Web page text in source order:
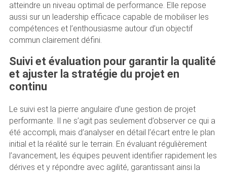
atteindre un niveau optimal de performance. Elle repose
aussi sur un leadership efficace capable de mobiliser les
compétences et l’enthousiasme autour d’un objectif
commun clairement défini.
Suivi et évaluation pour garantir la qualité
et ajuster la stratégie du projet en
continu
Le suivi est la pierre angulaire d’une gestion de projet
performante. Il ne s’agit pas seulement d’observer ce qui a
été accompli, mais d’analyser en détail l’écart entre le plan
initial et la réalité sur le terrain. En évaluant régulièrement
l’avancement, les équipes peuvent identifier rapidement les
dérives et y répondre avec agilité, garantissant ainsi la